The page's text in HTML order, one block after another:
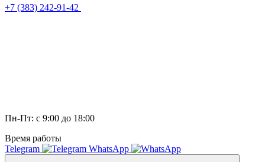
+7 (383) 242-91-42
Пн-Пт: с 9:00 до 18:00
Время работы
Telegram
WhatsApp